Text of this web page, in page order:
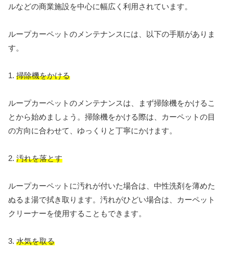
ルなどの商業施設を中心に幅広く利用されています。
ループカーペットのメンテナンスには、以下の手順がありま
す。
1. 掃除機をかける
ループカーペットのメンテナンスは、まず掃除機をかけるこ
とから始めましょう。掃除機をかける際は、カーペットの目
の方向に合わせて、ゆっくりと丁寧にかけます。
2. 汚れを落とす
ループカーペットに汚れが付いた場合は、中性洗剤を薄めた
ぬるま湯で拭き取ります。汚れがひどい場合は、カーペット
クリーナーを使用することもできます。
3. 水気を取る